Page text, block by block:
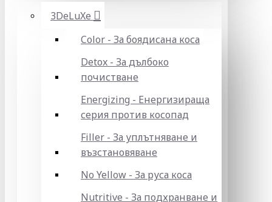
3DeLuXe
Color - За боядисана коса
Detox - За дълбоко
почистване
Energizing - Енергизираща
серия против косопад
Filler - За уплътняване и
възстановяване
No Yellow - За руса коса
Nutritive - За подхранване и